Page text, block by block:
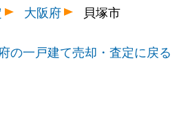
大阪府 貝塚市
の一戸建て売却・査定に戻る